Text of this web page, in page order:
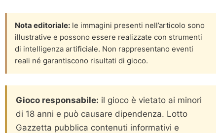
Nota editoriale: le immagini presenti nell’articolo sono
illustrative e possono essere realizzate con strumenti
di intelligenza artificiale. Non rappresentano eventi
reali né garantiscono risultati di gioco.
Gioco responsabile: il gioco è vietato ai minori
di 18 anni e può causare dipendenza. Lotto
Gazzetta pubblica contenuti informativi e